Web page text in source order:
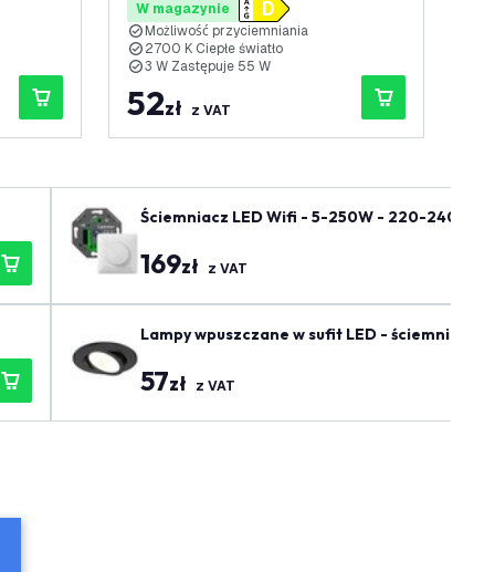
W magazynie
Możliwość przyciemniania
2700 K Ciepłe światło
3 W Zastępuje 55 W
52zł z VAT
Ściemniacz LED Wifi - 5-250W - 220-240V -
169zł z VAT
Lampy wpuszczane w sufit LED - ściemniane
57zł z VAT